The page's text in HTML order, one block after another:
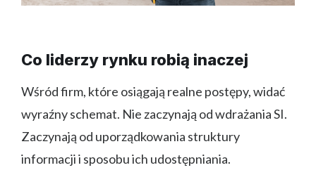
Co liderzy rynku robią inaczej
Wśród firm, które osiągają realne postępy, widać
wyraźny schemat. Nie zaczynają od wdrażania SI.
Zaczynają od uporządkowania struktury
informacji i sposobu ich udostępniania.